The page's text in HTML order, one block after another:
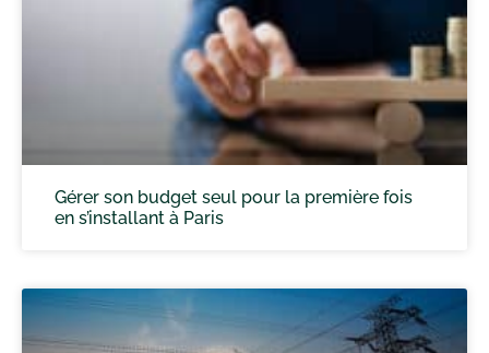
Gérer son budget seul pour la première fois
en s’installant à Paris